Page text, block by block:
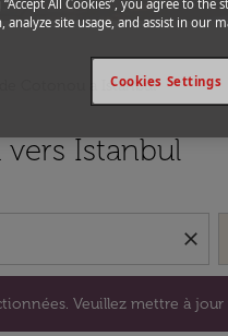
de Cotonou a Istanbul
Istanbul
close
Veuillez mettre à
Veuillez
“Accept All Cookies”, you agree to
analyze site usage, and assist in our
Cookies Settings